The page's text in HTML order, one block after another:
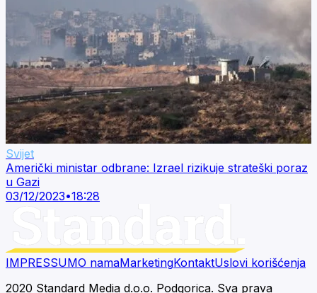
Svijet
Američki ministar odbrane: Izrael rizikuje strateški poraz
u Gazi
03/12/2023•18:28
IMPRESSUMO namaMarketingKontaktUslovi korišćenja
2020 Standard Media d.o.o. Podgorica. Sva prava